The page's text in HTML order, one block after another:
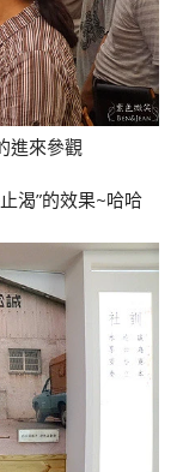
進來參觀
渴”的效果~哈哈